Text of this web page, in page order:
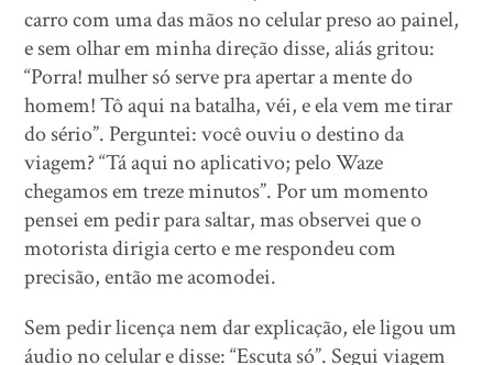
carro com uma das mãos no celular preso ao painel,
e sem olhar em minha direção disse, aliás gritou:
“Porra! mulher só serve pra apertar a mente do
homem! Tô aqui na batalha, véi, e ela vem me tirar
do sério”. Perguntei: você ouviu o destino da
viagem? “Tá aqui no aplicativo; pelo Waze
chegamos em treze minutos”. Por um momento
pensei em pedir para saltar, mas observei que o
motorista dirigia certo e me respondeu com
precisão, então me acomodei.
Sem pedir licença nem dar explicação, ele ligou um
áudio no celular e disse: “Escuta só”. Segui viagem